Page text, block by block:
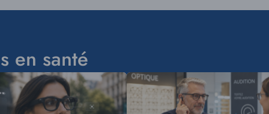
en santé
Visuel
principal